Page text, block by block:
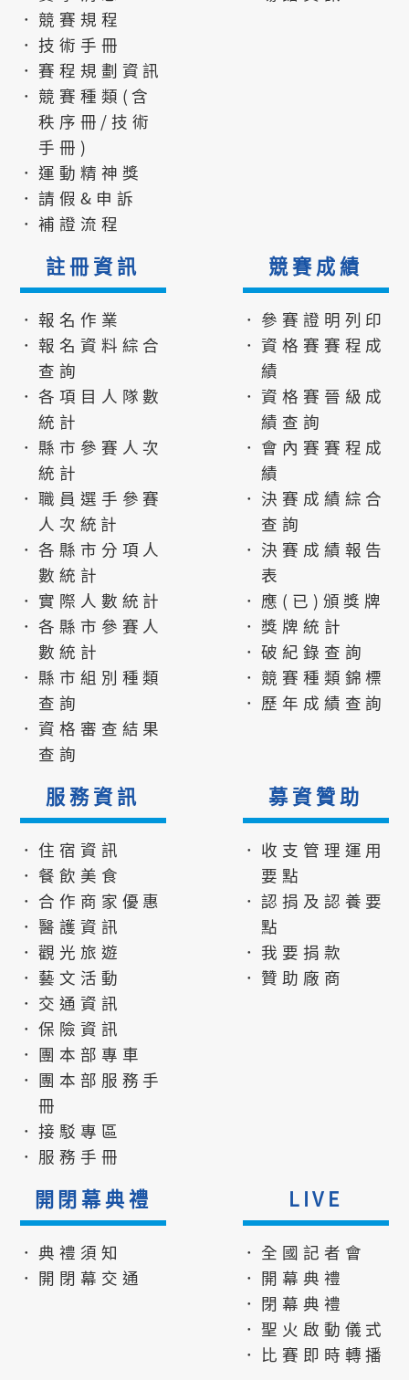
．競賽規程
．技術手冊
．賽程規劃資訊
．競賽種類(含
秩序冊/技術
手冊)
．運動精神獎
．請假&申訴
．補證流程
註冊資訊
．報名作業
．報名資料綜合
查詢
．各項目人隊數
統計
．縣市參賽人次
統計
．職員選手參賽
人次統計
．各縣市分項人
數統計
．實際人數統計
．各縣市參賽人
數統計
．縣市組別種類
查詢
．資格審查結果
查詢
競賽成績
．參賽證明列印
．資格賽賽程成
績
．資格賽晉級成
績查詢
．會內賽賽程成
績
．決賽成績綜合
查詢
．決賽成績報告
表
．應(已)頒獎牌
．獎牌統計
．破紀錄查詢
．競賽種類錦標
．歷年成績查詢
服務資訊
．住宿資訊
．餐飲美食
．合作商家優惠
．醫護資訊
．觀光旅遊
．藝文活動
．交通資訊
．保險資訊
．團本部專車
．團本部服務手
冊
．接駁專區
．服務手冊
募資贊助
．收支管理運用
要點
．認捐及認養要
點
．我要捐款
．贊助廠商
開閉幕典禮
．典禮須知
．開閉幕交通
LIVE
．全國記者會
．開幕典禮
．閉幕典禮
．聖火啟動儀式
．比賽即時轉播